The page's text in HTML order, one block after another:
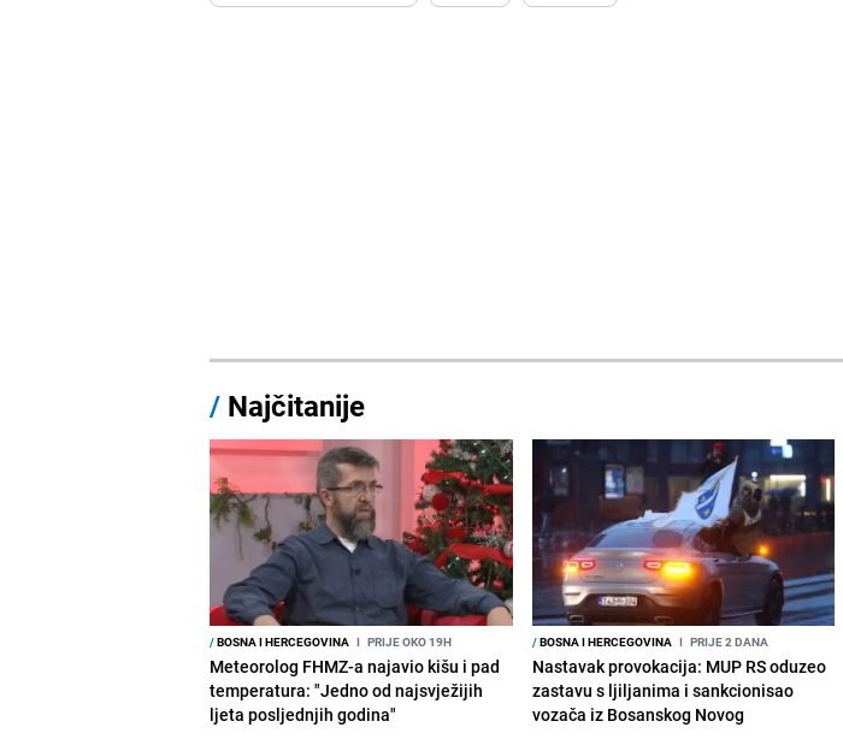
/ Najčitanije
/BOSNA I HERCEGOVINA I PRIJE OKO 19H
Meteorolog FHMZ-a najavio kišu i pad
temperatura: "Jedno od najsvježijih
ljeta posljednjih godina"
/BOSNA I HERCEGOVINA I PRIJE 2 DANA
Nastavak provokacija: MUP RS oduzeo
zastavu s ljiljanima i sankcionisao
vozača iz Bosanskog Novog